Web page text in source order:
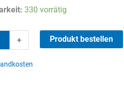
Preis
10,57 €
Preis
3,90 €.
330 vorrätig
+ Produkt bestellen